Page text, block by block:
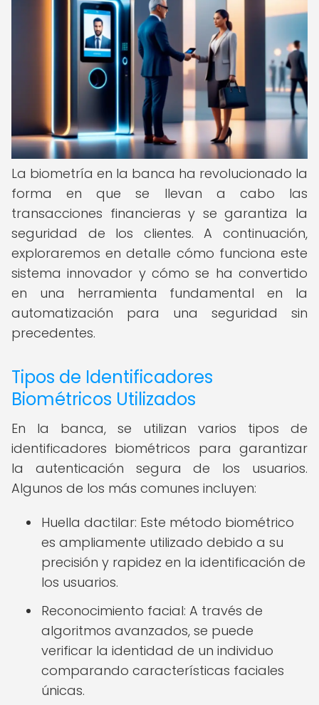
La biometría en la banca ha revolucionado la
forma en que se llevan a cabo las
transacciones financieras y se garantiza la
seguridad de los clientes. A continuación,
exploraremos en detalle cómo funciona este
sistema innovador y cómo se ha convertido
en una herramienta fundamental en la
automatización para una seguridad sin
precedentes.
Tipos de Identificadores
Biométricos Utilizados
En la banca, se utilizan varios tipos de
identificadores biométricos para garantizar
la autenticación segura de los usuarios.
Algunos de los más comunes incluyen:
Huella dactilar: Este método biométrico
es ampliamente utilizado debido a su
precisión y rapidez en la identificación de
los usuarios.
Reconocimiento facial: A través de
algoritmos avanzados, se puede
verificar la identidad de un individuo
comparando características faciales
únicas.